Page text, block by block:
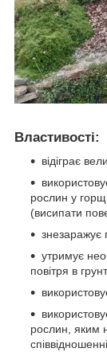
Властивості:
відіграє
рослин у
(висипати
знезаражує
утримує
повітря в
рослин, яким